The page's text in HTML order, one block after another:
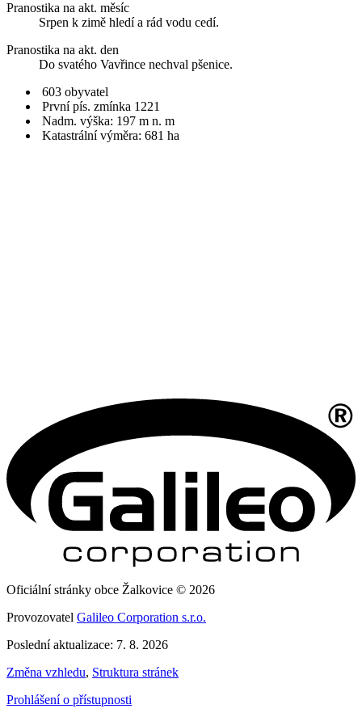
Pranostika na akt. měsíc
Srpen k zimě hledí a rád vodu cedí.
Pranostika na akt. den
Do svatého Vavřince nechval pšenice.
603 obyvatel
První pís. zmínka 1221
Nadm. výška: 197 m n. m
Katastrální výměra: 681 ha
Oficiální stránky obce Žalkovice © 2026
Provozovatel Galileo Corporation s.r.o.
Poslední aktualizace: 7. 8. 2026
Změna vzhledu, Struktura stránek
Prohlášení o přístupnosti